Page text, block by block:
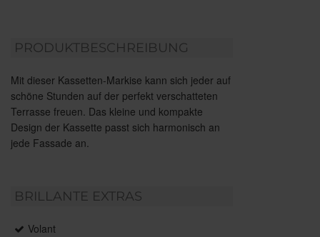
PRODUKTBESCHREIBUNG
Mit dieser Kassetten-Markise kann sich jeder auf
schöne Stunden auf der perfekt verschatteten
Terrasse freuen. Das kleine und kompakte
Design der Kassette passt sich harmonisch an
jede Fassade an.
BRILLANTE EXTRAS
Volant